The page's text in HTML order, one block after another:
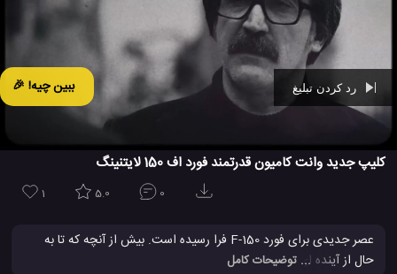
ببین چیه! 🎉
کلیپ جدید وانت کامیون قدرتمند فورد اف 150 لایتنینگ
1 5.0 0
عصر جدیدی برای فورد F-150 فرا رسیده است. بیش از آنچه که تا به
... توضیحات کامل